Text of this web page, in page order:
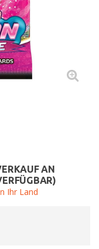
AN
Ihr Land